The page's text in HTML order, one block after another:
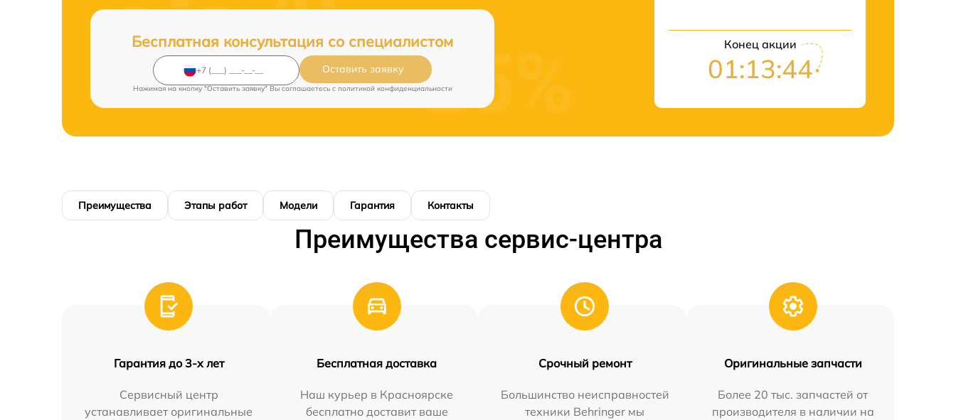
Бесплатная консультация со специалистом
Оставить заявку
Нажимая на кнопку "Оставить заявку" Вы соглашаетесь c политикой конфиденциальности
Конец акции
01:13:43
Преимущества Этапы работ Модели Гарантия Контакты
Преимущества сервис-центра
Гарантия до 3-х лет
Сервисный центр
устанавливает оригинальные
Бесплатная доставка
Наш курьер в Красноярске
бесплатно доставит ваше
Срочный ремонт
Большинство неисправностей
техники Behringer мы
Оригинальные запчасти
Более 20 тыс. запчастей от
производителя в наличии на